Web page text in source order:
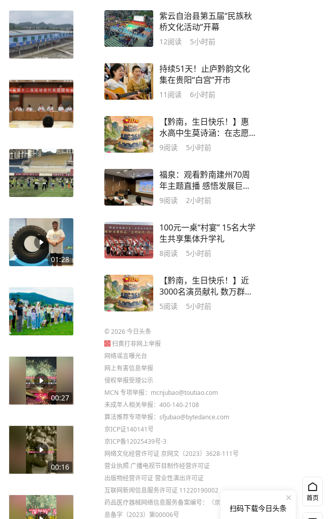
01:28
00:27
00:16
紫云自治县第五届“民族秋
桥文化活动”开幕
12阅读 5小时前
持续51天！止庐黔韵文化
集在贵阳“白宫”开市
11 阅读 6小时前
【黔南，生日快乐！】惠
水高中生莫诗涵：在志愿
服务中淬炼成长 用青春足
9阅读 5小时前
福泉：观看黔南建州70周
年主题直播 感悟发展巨变
凝聚奋进力量
9阅读 2小时前
100元一桌“村宴” 15名大学
生共享集体升学礼
8阅读 5小时前
【黔南，生日快乐！】近
3000名演员献礼 数万群众
同欢
5阅读 5小时前
©2026今日头条
扫黄打非网上举报
网络谣言曝光台
网上有害信息举报
侵权举报受理公示
MCN 专项举报：mcnjubao@toutiao.com
未成年人相关举报：400-140-2108
算法推荐专项举报：sfjubao@bytedance.com
京ICP证140141号
京ICP备12025439号-3
网络文化经营许可证 京网文〔2023〕3628-111号
营业执照 广播电视节目制作经营许可证
出版物经营许可证 营业性演出许可证
互联网新闻信息服务许可证 11220190002
药品医疗器械网络信息服务备案编号：（京）网药械信
息备字（2023）第00006号
首页
扫码下载今日头条